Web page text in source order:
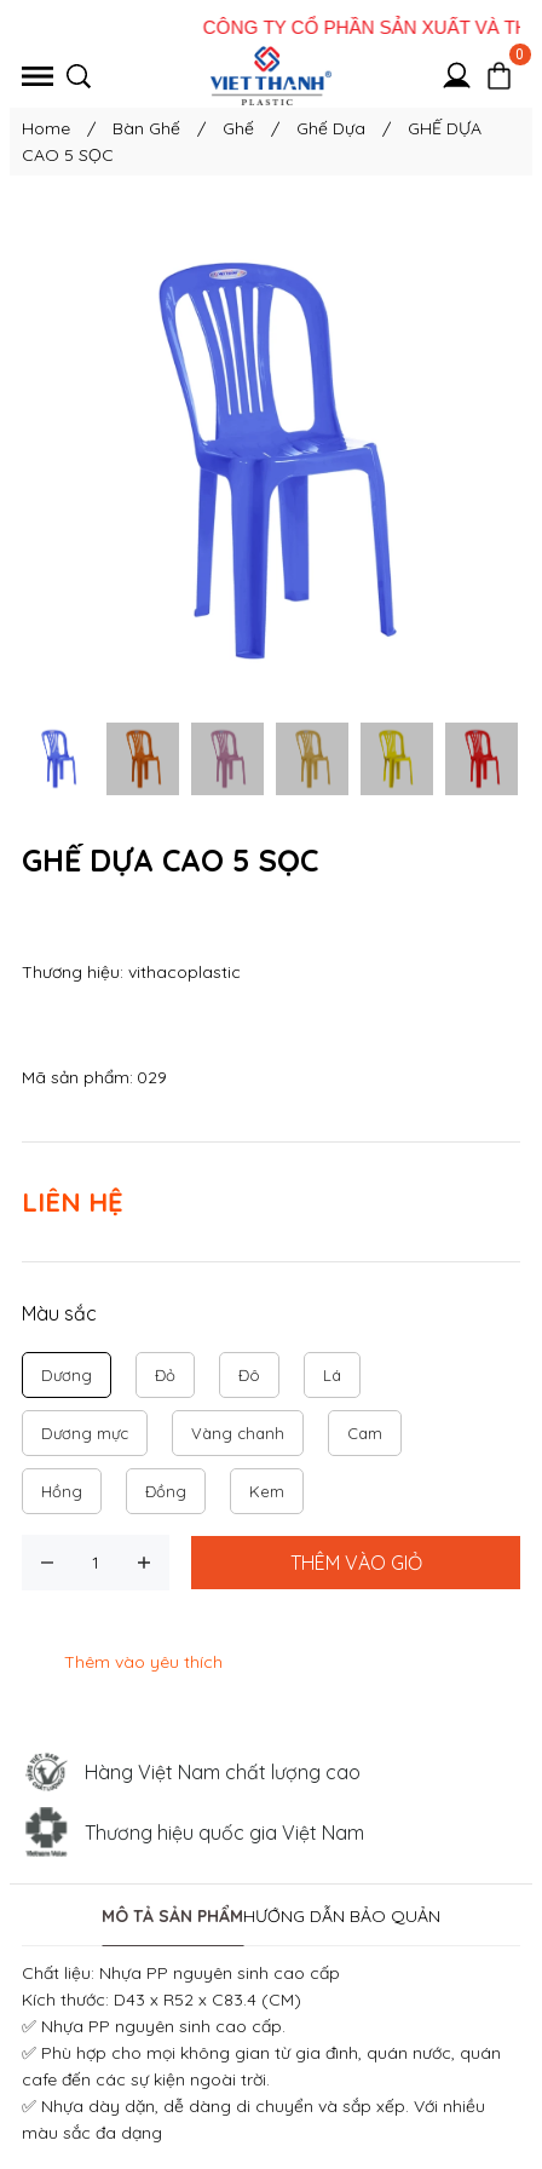
0
Home / Bàn Ghế / Ghế / Ghế Dựa /
GHẾ DỰA
CAO 5 SỌC
GHẾ DỰA CAO 5 SỌC
Thương hiệu: vithacoplastic
LIÊN HỆ
THÊM VÀO GIỎ
Thêm vào yêu thích
Mã sản phẩm: 029
Hàng Việt Nam chất lượng cao
Thương hiệu quốc gia Việt Nam
Màu sắc
Dương Đỏ Đô Lá
Dương mực Vàng chanh Cam
Hồng Đồng Kem
MÔ TẢ SẢN PHẨMHƯỚNG DẪN BẢO QUẢN
Chất liệu: Nhựa PP nguyên sinh cao cấp
Kích thước: D43 x R52 x C83.4 (CM)
✅ Nhựa PP nguyên sinh cao cấp.
✅ Phù hợp cho mọi không gian từ gia đình, quán nước, quán
cafe đến các sự kiện ngoài trời.
✅ Nhựa dày dặn, dễ dàng di chuyển và sắp xếp. Với nhiều
màu sắc đa dạng